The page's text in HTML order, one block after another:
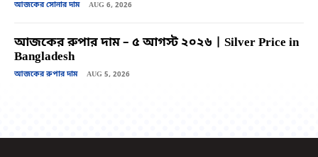
আজকের সোনার দাম AUG 6, 2026
আজকের রুপার দাম – ৫ আগস্ট ২০২৬ | Silver Price in
Bangladesh
আজকের রুপার দাম AUG 5, 2026